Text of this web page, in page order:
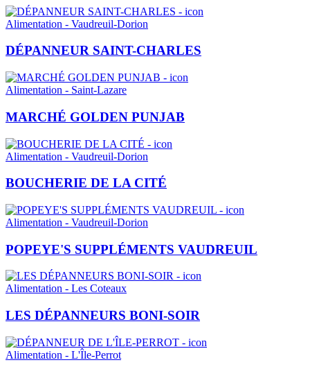
Alimentation - Vaudreuil-Dorion
DÉPANNEUR SAINT-CHARLES
Alimentation - Saint-Lazare
MARCHÉ GOLDEN PUNJAB
Alimentation - Vaudreuil-Dorion
BOUCHERIE DE LA CITÉ
Alimentation - Vaudreuil-Dorion
POPEYE'S SUPPLÉMENTS VAUDREUIL
Alimentation - Les Coteaux
LES DÉPANNEURS BONI-SOIR
Alimentation - L'Île-Perrot